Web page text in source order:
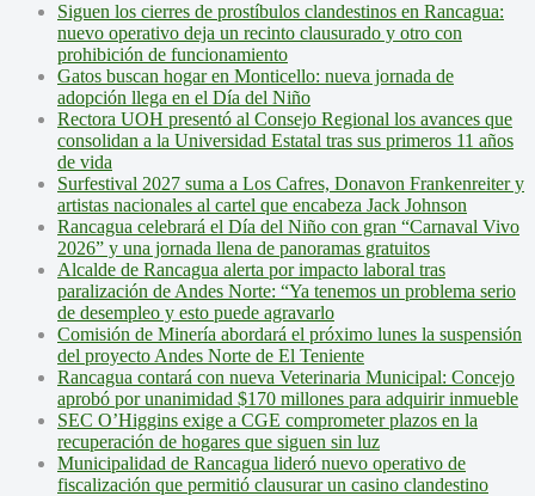
Siguen los cierres de prostíbulos clandestinos en Rancagua:
nuevo operativo deja un recinto clausurado y otro con
prohibición de funcionamiento
Gatos buscan hogar en Monticello: nueva jornada de
adopción llega en el Día del Niño
Rectora UOH presentó al Consejo Regional los avances que
consolidan a la Universidad Estatal tras sus primeros 11 años
de vida
Surfestival 2027 suma a Los Cafres, Donavon Frankenreiter y
artistas nacionales al cartel que encabeza Jack Johnson
Rancagua celebrará el Día del Niño con gran “Carnaval Vivo
2026” y una jornada llena de panoramas gratuitos
Alcalde de Rancagua alerta por impacto laboral tras
paralización de Andes Norte: “Ya tenemos un problema serio
de desempleo y esto puede agravarlo
Comisión de Minería abordará el próximo lunes la suspensión
del proyecto Andes Norte de El Teniente
Rancagua contará con nueva Veterinaria Municipal: Concejo
aprobó por unanimidad $170 millones para adquirir inmueble
SEC O’Higgins exige a CGE comprometer plazos en la
recuperación de hogares que siguen sin luz
Municipalidad de Rancagua lideró nuevo operativo de
fiscalización que permitió clausurar un casino clandestino